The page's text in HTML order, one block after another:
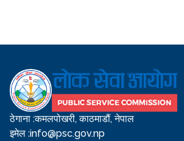
ठेगाना :कमलपोखरी, काठमाडौं, नेपाल
इमेल :info@psc.gov.np